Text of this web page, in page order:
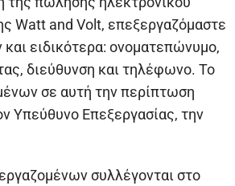
Watt and Volt, επεξεργαζόμαστε
ειδικότερα: ονοματεπώνυμο,
διεύθυνση και τηλέφωνο. Το
σε αυτή την περίπτωση
Υπεύθυνο Επεξεργασίας, την
συλλέγονται στο